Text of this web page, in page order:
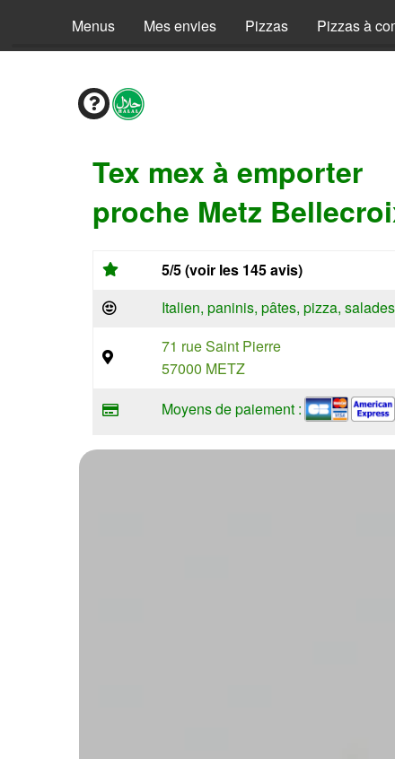
Menus Mes envies Pizzas Pizzas à
Tex mex à emporter
proche Metz
5/5 (voir les 145 avis)
Italien, paninis, pâtes, pizza,
71 rue Saint Pierre
57000 METZ
Moyens de paiement :